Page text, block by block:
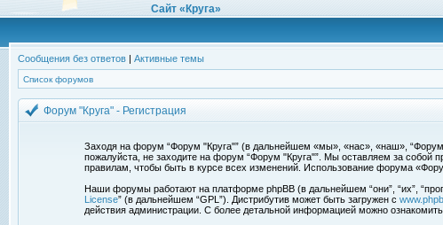
Сайт «Круга»
Сообщения без ответов | Активные темы
Список форумов
Форум "Круга" - Регистрация
Заходя на форум “Форум "Круга"” (в дальнейшем «мы», «нас», «наш»,
пожалуйста, не заходите на форум “Форум "Круга"”. Мы оставляем за
правилам, чтобы быть в курсе всех изменений. Использование форума
Наши форумы работают на платформе phpBB (в дальнейшем “они”, “их”,
License” (в дальнейшем “GPL”). Дистрибутив может быть загружен с
действия администрации. С более детальной информацией можно